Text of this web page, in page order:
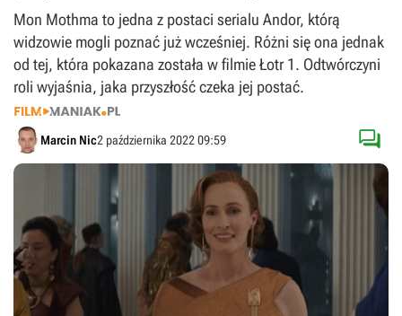
Mon Mothma to jedna z postaci serialu Andor, którą
widzowie mogli poznać już wcześniej. Różni się ona jednak
od tej, która pokazana została w filmie Łotr 1. Odtwórczyni
roli wyjaśnia, jaka przyszłość czeka jej postać.
Marcin Nic2 października 2022 09:59 